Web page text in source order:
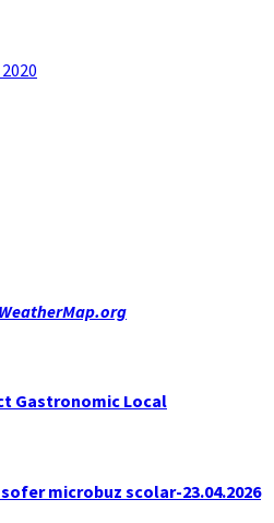
Gastronomic Local
microbuz scolar-23.04.2026